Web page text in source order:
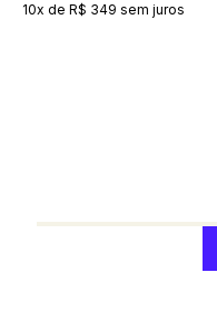
10x de R$ 349 sem juros